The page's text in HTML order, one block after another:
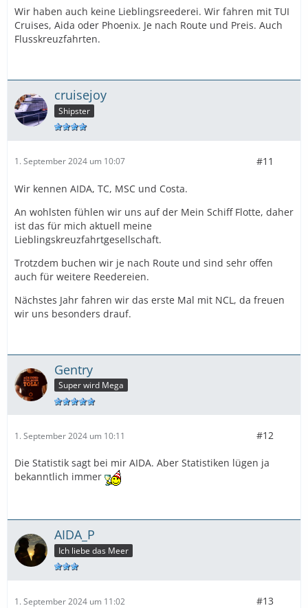
Wir haben auch keine Lieblingsreederei. Wir fahren mit TUI
Cruises, Aida oder Phoenix. Je nach Route und Preis. Auch
Flusskreuzfahrten.
cruisejoy
Shipster
1. September 2024 um 10:07 #11
Wir kennen AIDA, TC, MSC und Costa.
An wohlsten fühlen wir uns auf der Mein Schiff Flotte, daher
ist das für mich aktuell meine
Lieblingskreuzfahrtgesellschaft.
Trotzdem buchen wir je nach Route und sind sehr offen
auch für weitere Reedereien.
Nächstes Jahr fahren wir das erste Mal mit NCL, da freuen
wir uns besonders drauf.
Gentry
Super wird Mega
1. September 2024 um 10:11 #12
Die Statistik sagt bei mir AIDA. Aber Statistiken lügen ja
bekanntlich immer
AIDA_P
Ich liebe das Meer
1. September 2024 um 11:02 #13